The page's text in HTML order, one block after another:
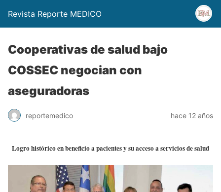
Revista Reporte MEDICO
Cooperativas de salud bajo
COSSEC negocian con
aseguradoras
reportemedico hace 12 años
Logro histórico en beneficio a pacientes y su acceso a servicios de salud